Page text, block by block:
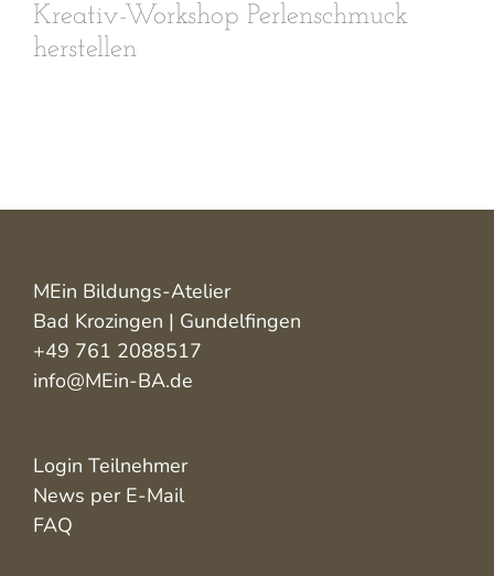
Kreativ-Workshop Perlenschmuck
herstellen
MEin Bildungs-Atelier
Bad Krozingen | Gundelfingen
+49 761 2088517
info@MEin-BA.de
Login Teilnehmer
News per E-Mail
FAQ